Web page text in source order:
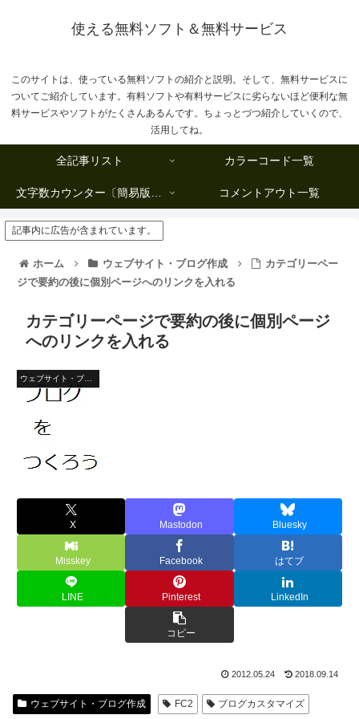
使える無料ソフト＆無料サービス
このサイトは、使っている無料ソフトの紹介と説明。そして、無料サービスに
ついてご紹介しています。有料ソフトや有料サービスに劣らないほど便利な無
料サービスやソフトがたくさんあるんです。ちょっとづつ紹介していくので、
活用してね。
全記事リスト カラーコード一覧
文字数カウンター〔簡易版複数行タイプ〕 コメントアウト一覧
記事内に広告が含まれています。
ホーム ウェブサイト・ブログ作成
カテゴリーペー
ジで要約の後に個別ページへのリンクを入れる
カテゴリーページで要約の後に個別ページ
へのリンクを入れる
ウェブサイト・ブログ作成
X Mastodon Bluesky
Misskey Facebook はてブ
LINE Pinterest LinkedIn
コピー
2012.05.24 2018.09.14
ウェブサイト・ブログ作成 FC2 ブログカスタマイズ